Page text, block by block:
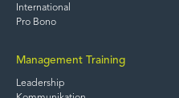
International
Pro Bono
Management Training
Leadership